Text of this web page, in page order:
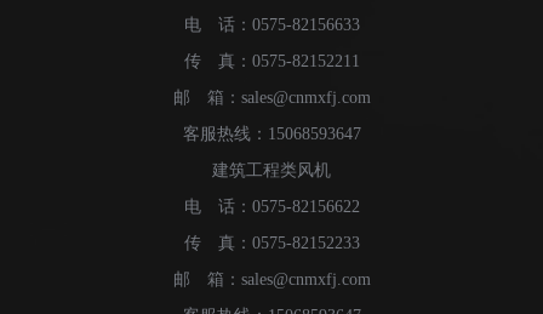
来，还有便是需要厂家做好企业自身的宣传推广工作了。
宣传推广工作做好了之后，才能确保企业在如今的销售市
场中获得更多用户的认可与关注，才能在如今的销售市场
中拥有更强的影响力。 以上便是上虞明新企业想要将
电 话：0575-82156633
传 真：0575-82152211
邮 箱：sales@cnmxfj.com
客服热线：15068593647
建筑工程类风机
电 话：0575-82156622
传 真：0575-82152233
邮 箱：sales@cnmxfj.com